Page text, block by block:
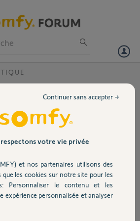
Somfy Box : perte
vers la nouvelle box (en suivant la
j'ai perdu l'historique (depuis 2016) de mes
éléctrique (ECS, Chauffage, Prises, Autre
et restaurer mes historique ?
au fil de discussion
respectons votre vie privée
et nos partenaires utilisons des
les cookies sur notre site pour les
Personnaliser le contenu et les
expérience personnalisée et analyser
Continuer sans accepter →